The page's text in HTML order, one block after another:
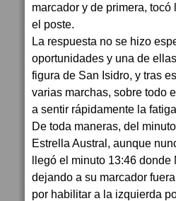
marcador y de primera,
el poste.
La respuesta no se hizo
oportunidades y una de
figura de San Isidro, y tras
varias marchas, sobre todo
a sentir rápidamente la
De toda maneras, del
Estrella Austral, aunque
llegó el minuto 13:46
dejando a su marcador
por habilitar a la izquierda